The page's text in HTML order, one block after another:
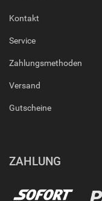
Kontakt
Service
Zahlungsmethoden
Versand
Gutscheine
ZAHLUNG